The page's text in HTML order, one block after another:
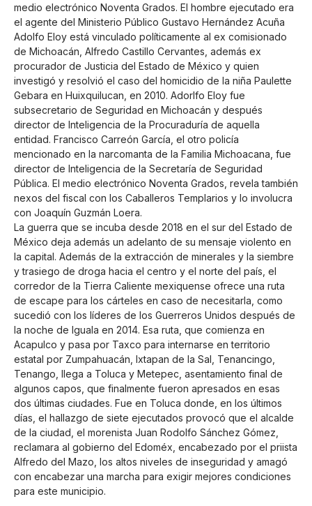
medio electrónico Noventa Grados. El hombre ejecutado era
el agente del Ministerio Público Gustavo Hernández Acuña
Adolfo Eloy está vinculado políticamente al ex comisionado
de Michoacán, Alfredo Castillo Cervantes, además ex
procurador de Justicia del Estado de México y quien
investigó y resolvió el caso del homicidio de la niña Paulette
Gebara en Huixquilucan, en 2010. Adorlfo Eloy fue
subsecretario de Seguridad en Michoacán y después
director de Inteligencia de la Procuraduría de aquella
entidad. Francisco Carreón García, el otro policía
mencionado en la narcomanta de la Familia Michoacana, fue
director de Inteligencia de la Secretaría de Seguridad
Pública. El medio electrónico Noventa Grados, revela también
nexos del fiscal con los Caballeros Templarios y lo involucra
con Joaquín Guzmán Loera.
La guerra que se incuba desde 2018 en el sur del Estado de
México deja además un adelanto de su mensaje violento en
la capital. Además de la extracción de minerales y la siembre
y trasiego de droga hacia el centro y el norte del país, el
corredor de la Tierra Caliente mexiquense ofrece una ruta
de escape para los cárteles en caso de necesitarla, como
sucedió con los líderes de los Guerreros Unidos después de
la noche de Iguala en 2014. Esa ruta, que comienza en
Acapulco y pasa por Taxco para internarse en territorio
estatal por Zumpahuacán, Ixtapan de la Sal, Tenancingo,
Tenango, llega a Toluca y Metepec, asentamiento final de
algunos capos, que finalmente fueron apresados en esas
dos últimas ciudades. Fue en Toluca donde, en los últimos
días, el hallazgo de siete ejecutados provocó que el alcalde
de la ciudad, el morenista Juan Rodolfo Sánchez Gómez,
reclamara al gobierno del Edoméx, encabezado por el priista
Alfredo del Mazo, los altos niveles de inseguridad y amagó
con encabezar una marcha para exigir mejores condiciones
para este municipio.